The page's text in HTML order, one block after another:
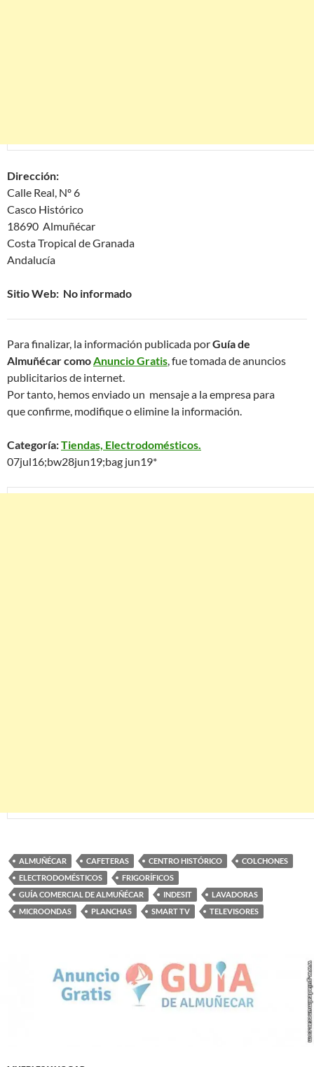
Dirección:
Calle Real, Nº 6
Casco Histórico
18690 Almuñécar
Costa Tropical de Granada
Andalucía
Sitio Web: No informado
Para finalizar, la información publicada porGuía de
Almuñécar comoAnuncio Gratis, fue tomada de anuncios
publicitarios de internet.
Por tanto, hemos enviado un mensaje a la empresa para
que confirme, modifique o elimine la información.
Categoría:Tiendas, Electrodomésticos.
07jul16;bw28jun19;bag jun19*
ALMUÑÉCAR CAFETERAS CENTRO HISTÓRICO
COLCHONES
ELECTRODOMÉSTICOS
FRIGORÍFICOS
GUÍA COMERCIAL DE ALMUÑÉCAR
INDESIT
LAVADORAS
MICROONDAS
PLANCHAS SMART TV TELEVISORES